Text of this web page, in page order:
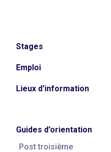
Stages
Emploi
Lieux d'information
Guides d'orientation
Post troisième